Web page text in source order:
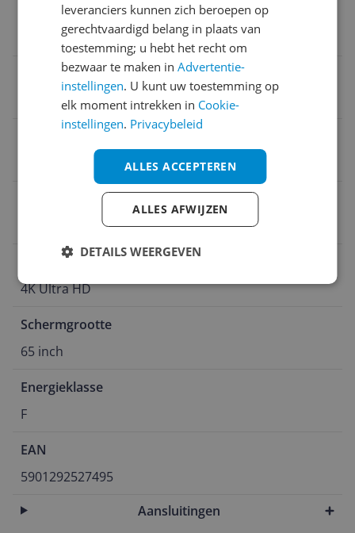
Smart Platform
Google TV
Schermtype
Verversingssnelheid
Aantal HDMI poorten
HD-type
4K Ultra HD
Schermgrootte
65 inch
Energieklasse
F
EAN
5901292527495
Aansluitingen
leveranciers kunnen zich beroepen op
gerechtvaardigd belang in plaats van
toestemming; u hebt het recht om
bezwaar te maken inAdvertentie-
instellingen. U kunt uw toestemming op
elk moment intrekken in Cookie-
instellingen. Privacybeleid
ALLES ACCEPTEREN
ALLES AFWIJZEN
DETAILS WEERGEVEN